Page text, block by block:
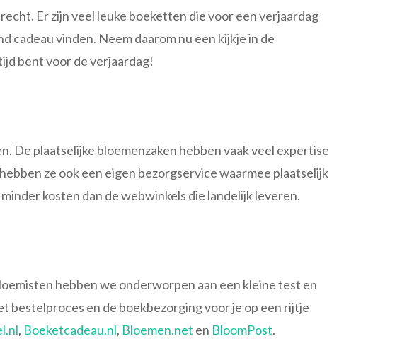
Er zijn veel leuke boeketten die voor een verjaardag
cadeau vinden. Neem daarom nu een kijkje in de
bent voor de verjaardag!
De plaatselijke bloemenzaken hebben vaak veel expertise
ze ook een eigen bezorgservice waarmee plaatselijk
kosten dan de webwinkels die landelijk leveren.
hebben we onderworpen aan een kleine test en
bestelproces en de boekbezorging voor je op een rijtje
, Boeketcadeau.nl, Bloemen.net en BloomPost.